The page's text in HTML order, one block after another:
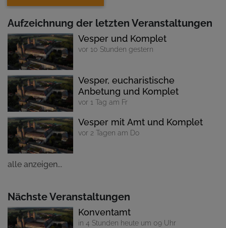
Aufzeichnung der letzten Veranstaltungen
Vesper und Komplet
vor 10 Stunden gestern
Vesper, eucharistische
Anbetung und Komplet
vor 1 Tag am Fr
Vesper mit Amt und Komplet
vor 2 Tagen am Do
alle anzeigen...
Nächste Veranstaltungen
Konventamt
in 4 Stunden heute um 09 Uhr